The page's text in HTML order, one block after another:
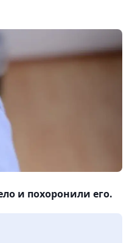
и похоронили его.